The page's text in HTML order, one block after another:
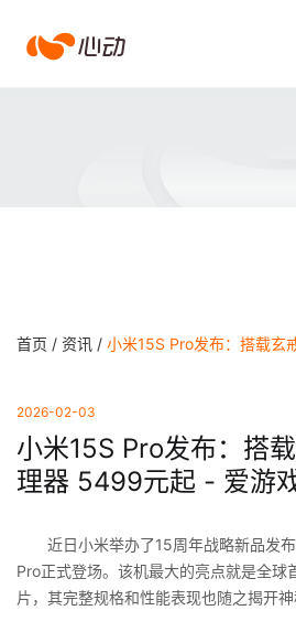
爱搜索结果
首页 / 资讯 /
2026-02-03
小米15S Pro发布：搭
理器 5499元起 - 爱游
近日小米举办了15周年战略新品发
Pro正式登场。该机最大的亮点就是全球
片，其完整规格和性能表现也随之揭开神